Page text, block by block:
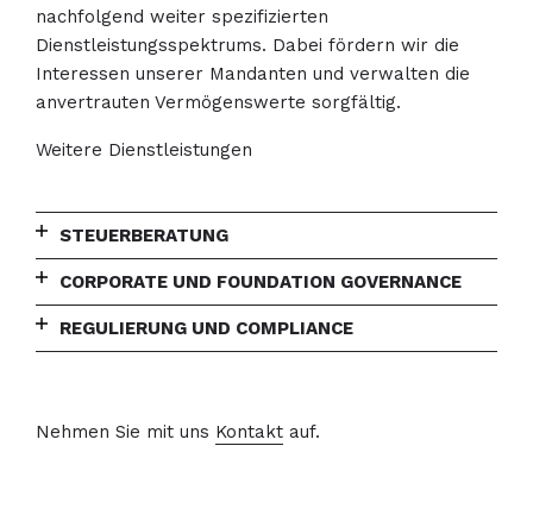
nachfolgend weiter spezifizierten
Dienstleistungsspektrums. Dabei fördern wir die
Interessen unserer Mandanten und verwalten die
anvertrauten Vermögenswerte sorgfältig.
Weitere Dienstleistungen
STEUERBERATUNG
CORPORATE UND FOUNDATION GOVERNANCE
REGULIERUNG UND COMPLIANCE
Nehmen Sie mit uns Kontakt auf.